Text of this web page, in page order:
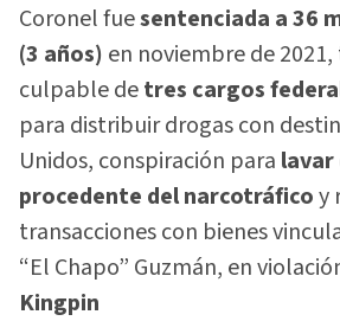
Coronel fuesentenciada a 36
(3 años) en noviembre de
culpable detres cargos
para distribuir drogas con
Unidos, conspiración para
procedente del narcotráficoy
transacciones con bienes
“El Chapo” Guzmán, en
Kingpin